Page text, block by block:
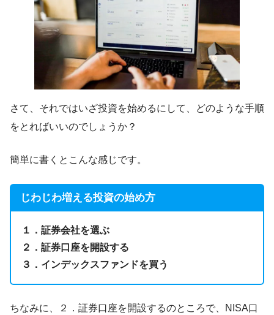
さて、それではいざ投資を始めるにして、どのような手順
をとればいいのでしょうか？
簡単に書くとこんな感じです。
じわじわ増える投資の始め方
１．証券会社を選ぶ
２．証券口座を開設する
３．インデックスファンドを買う
ちなみに、２．証券口座を開設するのところで、NISA口